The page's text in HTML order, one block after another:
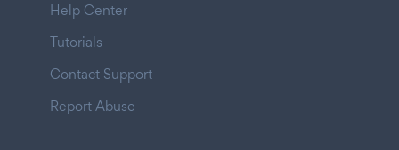
Help Center
Tutorials
Contact Support
Report Abuse